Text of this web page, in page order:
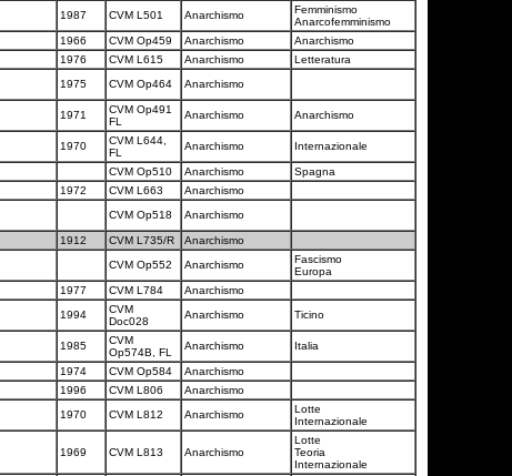
1987 CVM L501 Anarchismo
Femminismo
Anarcofemminismo
1966 CVM Op459 Anarchismo
Anarchismo
1976 CVM L615 Anarchismo
Letteratura
1975 CVM Op464 Anarchismo
1971
CVM Op491
FL
Anarchismo Anarchismo
1970
CVM L644,
FL
Anarchismo Internazionale
CVM Op510 Anarchismo
Spagna
1972 CVM L663
Anarchismo
CVM Op518 Anarchismo
1912 CVM L735/R
Anarchismo
CVM Op552 Anarchismo
Fascismo
Europa
1977 CVM L784
Anarchismo
1994
CVM
Doc028
Anarchismo Ticino
1985
CVM
Op574B, FL
Anarchismo Italia
1974 CVM Op584
Anarchismo
1996 CVM L806
Anarchismo
1970 CVM L812 Anarchismo
Lotte
Internazionale
1969 CVM L813 Anarchismo
Lotte
Teoria
Internazionale